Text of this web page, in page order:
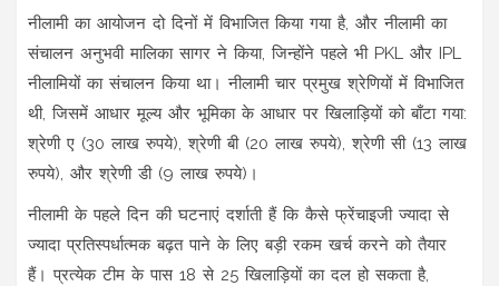
नीलामी का आयोजन दो दिनों में विभाजित किया गया है, और नीलामी का
संचालन अनुभवी मालिका सागर ने किया, जिन्होंने पहले भी PKL और IPL
नीलामियों का संचालन किया था। नीलामी चार प्रमुख श्रेणियों में विभाजित
थी, जिसमें आधार मूल्य और भूमिका के आधार पर खिलाड़ियों को बाँटा गया:
श्रेणी ए (30 लाख रुपये), श्रेणी बी (20 लाख रुपये), श्रेणी सी (13 लाख
रुपये), और श्रेणी डी (9 लाख रुपये)।
नीलामी के पहले दिन की घटनाएं दर्शाती हैं कि कैसे फ्रेंचाइजी ज्यादा से
ज्यादा प्रतिस्पर्धात्मक बढ़त पाने के लिए बड़ी रकम खर्च करने को तैयार
हैं। प्रत्येक टीम के पास 18 से 25 खिलाड़ियों का दल हो सकता है,